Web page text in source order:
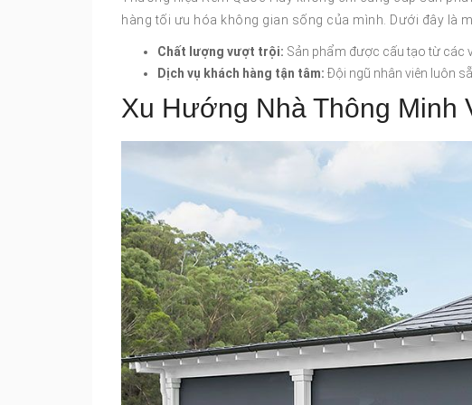
hàng tối ưu hóa không gian sống của mình. Dưới đây là
Chất lượng vượt trội: Sản phẩm được cấu tạo từ các
Dịch vụ khách hàng tận tâm: Đội ngũ nhân viên luôn
Xu Hướng Nhà Thông Minh